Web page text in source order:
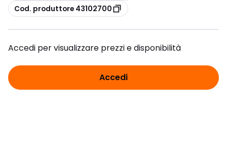
copia
Cod. produttore 43102700
Accedi per visualizzare prezzi e disponibilità
Accedi